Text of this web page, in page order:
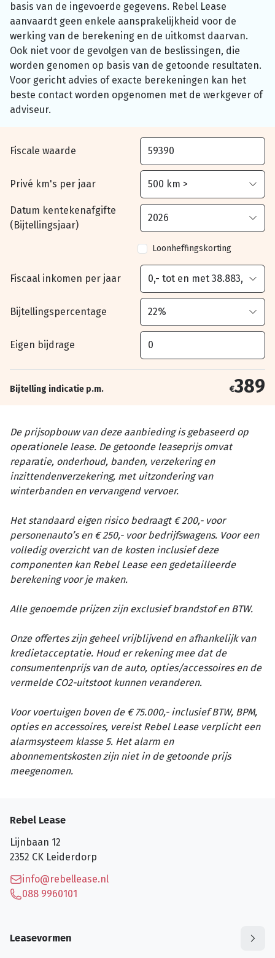
basis van de ingevoerde gegevens. Rebel Lease
aanvaardt geen enkele aansprakelijkheid voor de
werking van de berekening en de uitkomst daarvan.
Ook niet voor de gevolgen van de beslissingen, die
worden genomen op basis van de getoonde resultaten.
Voor gericht advies of exacte berekeningen kan het
beste contact worden opgenomen met de werkgever of
adviseur.
Fiscale waarde
Privé km's per jaar
Datum kentekenafgifte
(Bijtellingsjaar)
Loonheffingskorting
Fiscaal inkomen per jaar
Bijtellingspercentage
Eigen bijdrage
Bijtelling indicatie p.m. €389
De prijsopbouw van deze aanbieding is gebaseerd op
operationele lease. De getoonde leaseprijs omvat
reparatie, onderhoud, banden, verzekering en
inzittendenverzekering, met uitzondering van
winterbanden en vervangend vervoer.
Het standaard eigen risico bedraagt € 200,- voor
personenauto’s en € 250,- voor bedrijfswagens. Voor een
volledig overzicht van de kosten inclusief deze
componenten kan Rebel Lease een gedetailleerde
berekening voor je maken.
Alle genoemde prijzen zijn exclusief brandstof en BTW.
Onze offertes zijn geheel vrijblijvend en afhankelijk van
kredietacceptatie. Houd er rekening mee dat de
consumentenprijs van de auto, opties/accessoires en de
vermelde CO2-uitstoot kunnen veranderen.
Voor voertuigen boven de € 75.000,- inclusief BTW, BPM,
opties en accessoires, vereist Rebel Lease verplicht een
alarmsysteem klasse 5. Het alarm en
abonnementskosten zijn niet in de getoonde prijs
meegenomen.
Rebel Lease
Lijnbaan 12
2352 CK Leiderdorp
info@rebellease.nl
088 9960101
Leasevormen